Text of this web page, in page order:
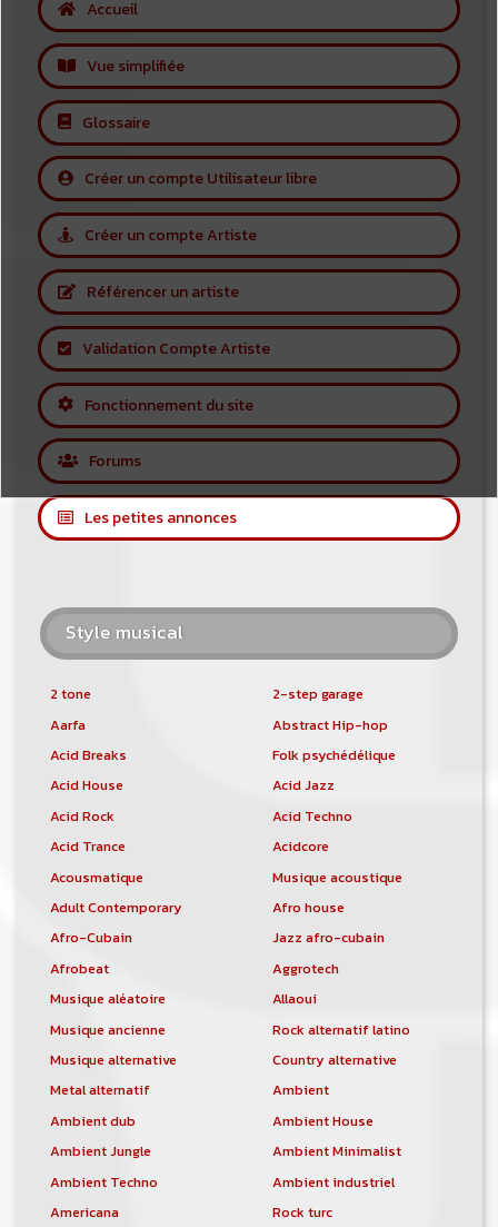
Accueil
Vue simplifiée
Glossaire
Créer un compte Utilisateur libre
Créer un compte Artiste
Référencer un artiste
Validation Compte Artiste
Fonctionnement du site
Forums
Les petites annonces
Style musical
2 tone
2-step garage
Aarfa
Abstract Hip-hop
Acid Breaks
Folk psychédélique
Acid House
Acid Jazz
Acid Rock
Acid Techno
Acid Trance
Acidcore
Acousmatique
Musique acoustique
Adult Contemporary
Afro house
Afro-Cubain
Jazz afro-cubain
Afrobeat
Aggrotech
Musique aléatoire
Allaoui
Musique ancienne
Rock alternatif latino
Musique alternative
Country alternative
Metal alternatif
Ambient
Ambient dub
Ambient House
Ambient Jungle
Ambient Minimalist
Ambient Techno
Ambient industriel
Americana
Rock turc